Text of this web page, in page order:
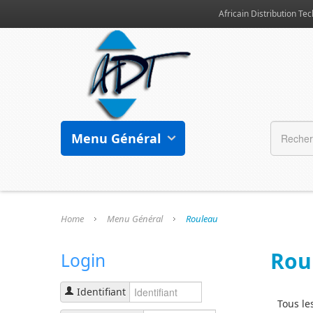
Africain Distribution
Menu Général
Home Menu Général Rouleau
Login
Identifiant
Tous